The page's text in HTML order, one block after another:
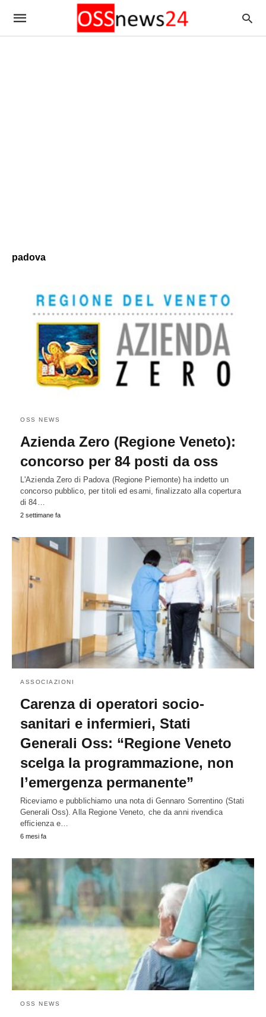
padova
OSS NEWS
Azienda Zero (Regione Veneto):
concorso per 84 posti da oss
L'Azienda Zero di Padova (Regione Piemonte) ha indetto un
concorso pubblico, per titoli ed esami, finalizzato alla copertura
di 84…
2 settimane fa
ASSOCIAZIONI
Carenza di operatori socio-
sanitari e infermieri, Stati
Generali Oss: “Regione Veneto
scelga la programmazione, non
l’emergenza permanente”
Riceviamo e pubblichiamo una nota di Gennaro Sorrentino (Stati
Generali Oss). Alla Regione Veneto, che da anni rivendica
efficienza e…
6 mesi fa
OSS NEWS